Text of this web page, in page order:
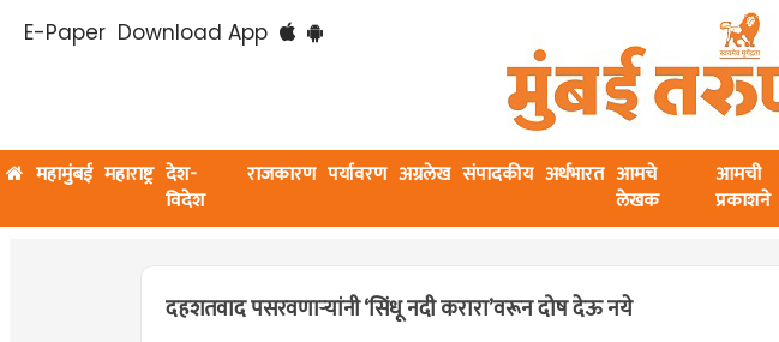
E-Paper Download App
महामुंबई महाराष्ट्र देश-
विदेश
राजकारण पर्यावरण अग्रलेख संपादकीय अर्थभारत आमचे
लेखक
आमची
प्रकाशने
दहशतवाद पसरवणार्‍यांनी ‘सिंधू नदी करारा’वरून दोष देऊ नये